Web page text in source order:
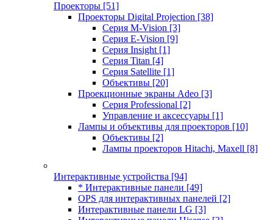
Проекторы [51]
Проекторы Digital Projection [38]
Серия M-Vision [3]
Серия E-Vision [9]
Серия Insight [1]
Серия Titan [4]
Серия Satellite [1]
Объективы [20]
Проекционные экраны Adeo [3]
Серия Professional [2]
Управление и аксессуары [1]
Лампы и объективы для проекторов [10]
Объективы [2]
Лампы проекторов Hitachi, Maxell [8]
Интерактивные устройства [94]
* Интерактивные панели [49]
OPS для интерактивных панелей [2]
Интерактивные панели LG [3]